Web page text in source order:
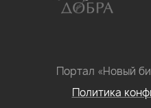
Портал «Новый
Политика